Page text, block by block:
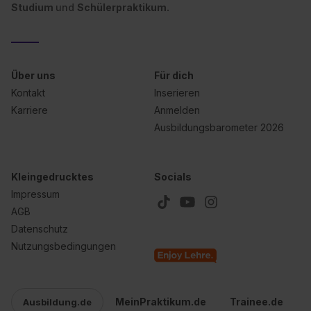
Datenschutzerklärung unter dem Punkt „Datenschutz-
einzelnen Cookies findest du durch Klick auf „Details
Impressum
Studium und Schülerpraktikum.
Über uns
Kontakt
Karriere
Für dich
Inserieren
Anmelden
Ausbildungsbarometer 2026
Kleingedrucktes
Impressum
AGB
Datenschutz
Nutzungsbedingungen
Socials
Ausbildung.de MeinPraktikum.de Trainee.de